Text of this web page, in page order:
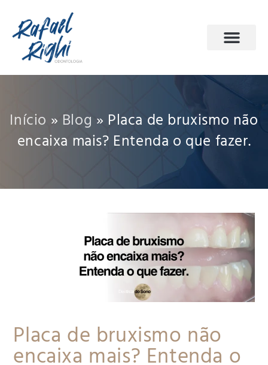
Início » Blog » Placa de bruxismo não
encaixa mais? Entenda o que fazer.
Placa de bruxismo não
encaixa mais? Entenda o